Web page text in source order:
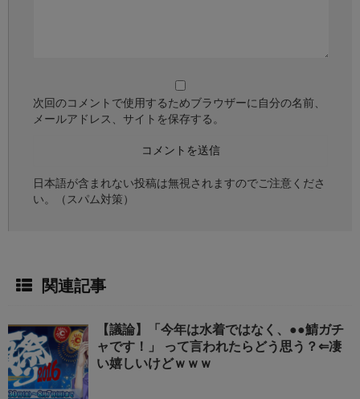
次回のコメントで使用するためブラウザーに自分の名前、
メールアドレス、サイトを保存する。
日本語が含まれない投稿は無視されますのでご注意くださ
い。（スパム対策）
関連記事
【議論】「今年は水着ではなく、●●鯖ガチ
ャです！」 って言われたらどう思う？⇐凄
い嬉しいけどｗｗｗ